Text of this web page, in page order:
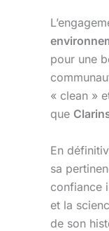
pour une
« clean »
que
En
sa
confiance
et la
de son